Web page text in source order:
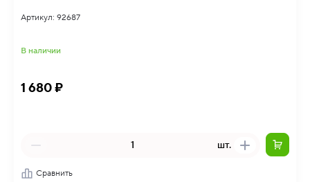
Артикул: 92687
В наличии
1 680 ₽
шт.
Сравнить